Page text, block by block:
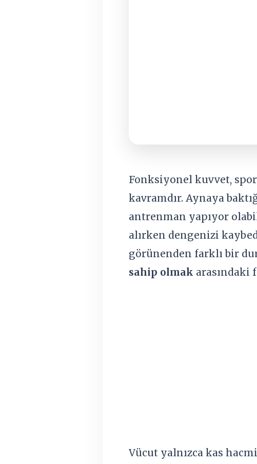
Fonksiyonel kuvvet,
kavramdır. Aynaya
antrenman yapıyor
alırken dengenizi
görünenden farklı bir
sahip olmak arasındaki
Vücut yalnızca kas